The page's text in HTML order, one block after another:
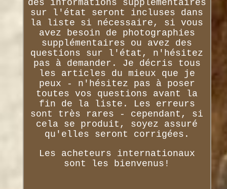
des informations supplémentaires
sur l'état seront incluses dans
la liste si nécessaire, si vous
avez besoin de photographies
supplémentaires ou avez des
questions sur l'état, n'hésitez
pas à demander. Je décris tous
les articles du mieux que je
peux - n'hésitez pas à poser
toutes vos questions avant la
fin de la liste. Les erreurs
sont très rares - cependant, si
cela se produit, soyez assuré
qu'elles seront corrigées.
Les acheteurs internationaux
sont les bienvenus!